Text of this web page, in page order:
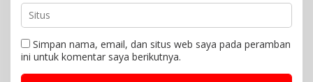
Simpan nama, email, dan situs web saya pada peramban
ini untuk komentar saya berikutnya.